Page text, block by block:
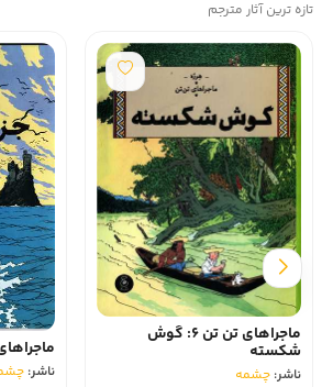
تازه ترین آثار مترجم
ماجراهای تن تن 6: گوش
شکسته
ناشر: چشمه
ماجراهای تن تن
ناشر: